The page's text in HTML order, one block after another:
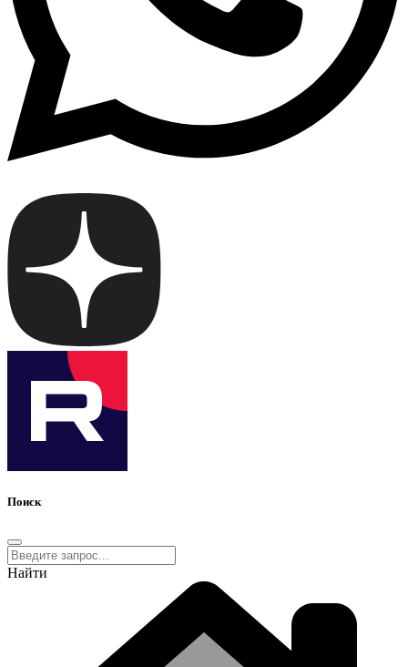
Поиск
Найти